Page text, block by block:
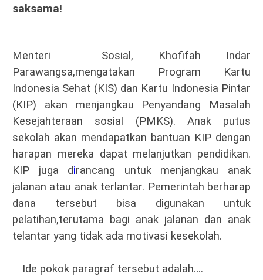
saksama!
Menteri Sosial, Khofifah Indar
Parawangsa,mengatakan Program Kartu
Indonesia Sehat (KIS) dan Kartu Indonesia Pintar
(KIP) akan menjangkau Penyandang Masalah
Kesejahteraan sosial (PMKS). Anak putus
sekolah akan mendapatkan bantuan KIP dengan
harapan mereka dapat melanjutkan pendidikan.
KIP juga dirancang untuk menjangkau anak
jalanan atau anak terlantar. Pemerintah berharap
dana tersebut bisa digunakan untuk
pelatihan,terutama bagi anak jalanan dan anak
telantar yang tidak ada motivasi kesekolah.
Ide pokok paragraf tersebut adalah….